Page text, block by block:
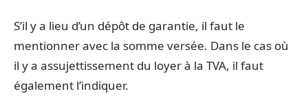
S’il y a lieu d’un dépôt de garantie, il faut le
mentionner avec la somme versée. Dans le cas où
il y a assujettissement du loyer à la TVA, il faut
également l’indiquer.